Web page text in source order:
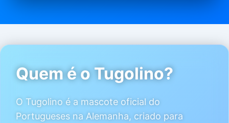
Quem é o Tugolino?
O Tugolino é a mascote oficial do
Portugueses na Alemanha, criado para